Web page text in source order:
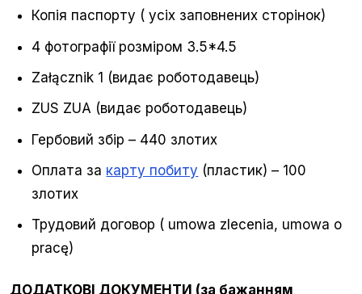
Копія паспорту ( усіх заповнених сторінок)
4 фотографії розміром 3.5*4.5
Załącznik 1 (видає роботодавець)
ZUS ZUA (видає роботодавець)
Гербовий збір – 440 злотих
Оплата за карту побиту (пластик) – 100
злотих
Трудовий договор ( umowa zlecenia, umowa o
pracę)
ДОДАТКОВІ ДОКУМЕНТИ (за бажанням,